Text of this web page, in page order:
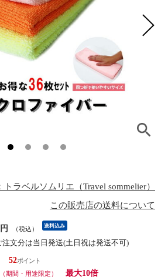
トラベルソムリエ（Travel sommelier）
この販売店の送料について
円 （税込） 送料込み
注文分は当日発送(土日祝は発送不可)
52
（期間・用途限定）
最大10倍